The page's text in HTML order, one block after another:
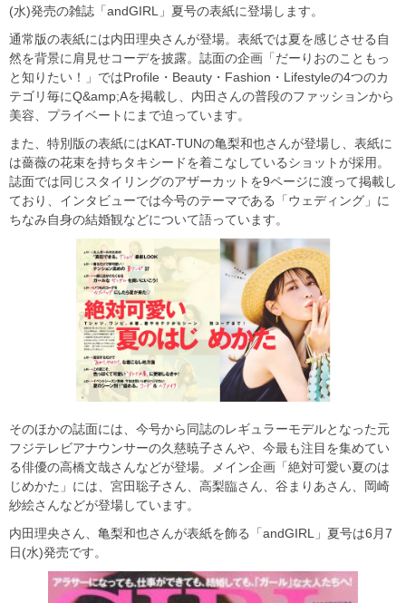
(水)発売の雑誌「andGIRL」夏号の表紙に登場します。
通常版の表紙には内田理央さんが登場。表紙では夏を感じさせる自
然を背景に肩見せコーデを披露。誌面の企画「だーりおのこともっ
と知りたい！」ではProfile・Beauty・Fashion・Lifestyleの4つのカ
テゴリ毎にQ&amp;Aを掲載し、内田さんの普段のファッションから
美容、プライベートにまで迫っています。
また、特別版の表紙にはKAT-TUNの亀梨和也さんが登場し、表紙に
は薔薇の花束を持ちタキシードを着こなしているショットが採用。
誌面では同じスタイリングのアザーカットを9ページに渡って掲載し
ており、インタビューでは今号のテーマである「ウェディング」に
ちなみ自身の結婚観などについて語っています。
そのほかの誌面には、今号から同誌のレギュラーモデルとなった元
フジテレビアナウンサーの久慈暁子さんや、今最も注目を集めてい
る俳優の高橋文哉さんなどが登場。メイン企画「絶対可愛い夏のは
じめかた」には、宮田聡子さん、高梨臨さん、谷まりあさん、岡崎
紗絵さんなどが登場しています。
内田理央さん、亀梨和也さんが表紙を飾る「andGIRL」夏号は6月7
日(水)発売です。